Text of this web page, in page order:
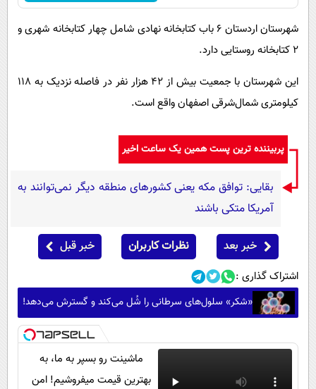
شهرستان اردستان ۶ باب کتابخانه نهادی شامل چهار کتابخانه شهری و
۲ کتابخانه روستایی دارد.
این شهرستان با جمعیت بیش از ۴۲ هزار نفر در فاصله نزدیک به ۱۱۸
کیلومتری شمال‌شرقی اصفهان واقع است.
پربیننده ترین پست همین یک ساعت اخیر
بقایی: توافق مکه یعنی کشورهای منطقه دیگر نمی‌توانند به
آمریکا متکی باشند
خبر بعد نظرات کاربران خبر قبل
اشتراک گذاری :
«شکر» سلول‌های سرطانی را شُل می‌کند و گسترش می‌دهد!
ماشینت رو بسپر به ما، به
بهترین قیمت میفروشیم! امن